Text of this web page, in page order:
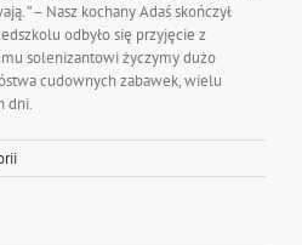
” – Nasz kochany Adaś skończył
odbyło się przyjęcie z
solenizantowi życzymy dużo
cudownych zabawek, wielu
dni.